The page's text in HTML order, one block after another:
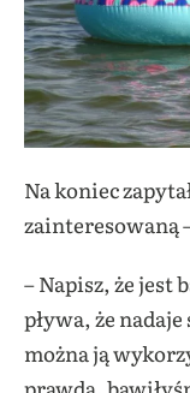
Na koniec
zainteresowaną
– Napisz, że jest
pływa, że
można ją